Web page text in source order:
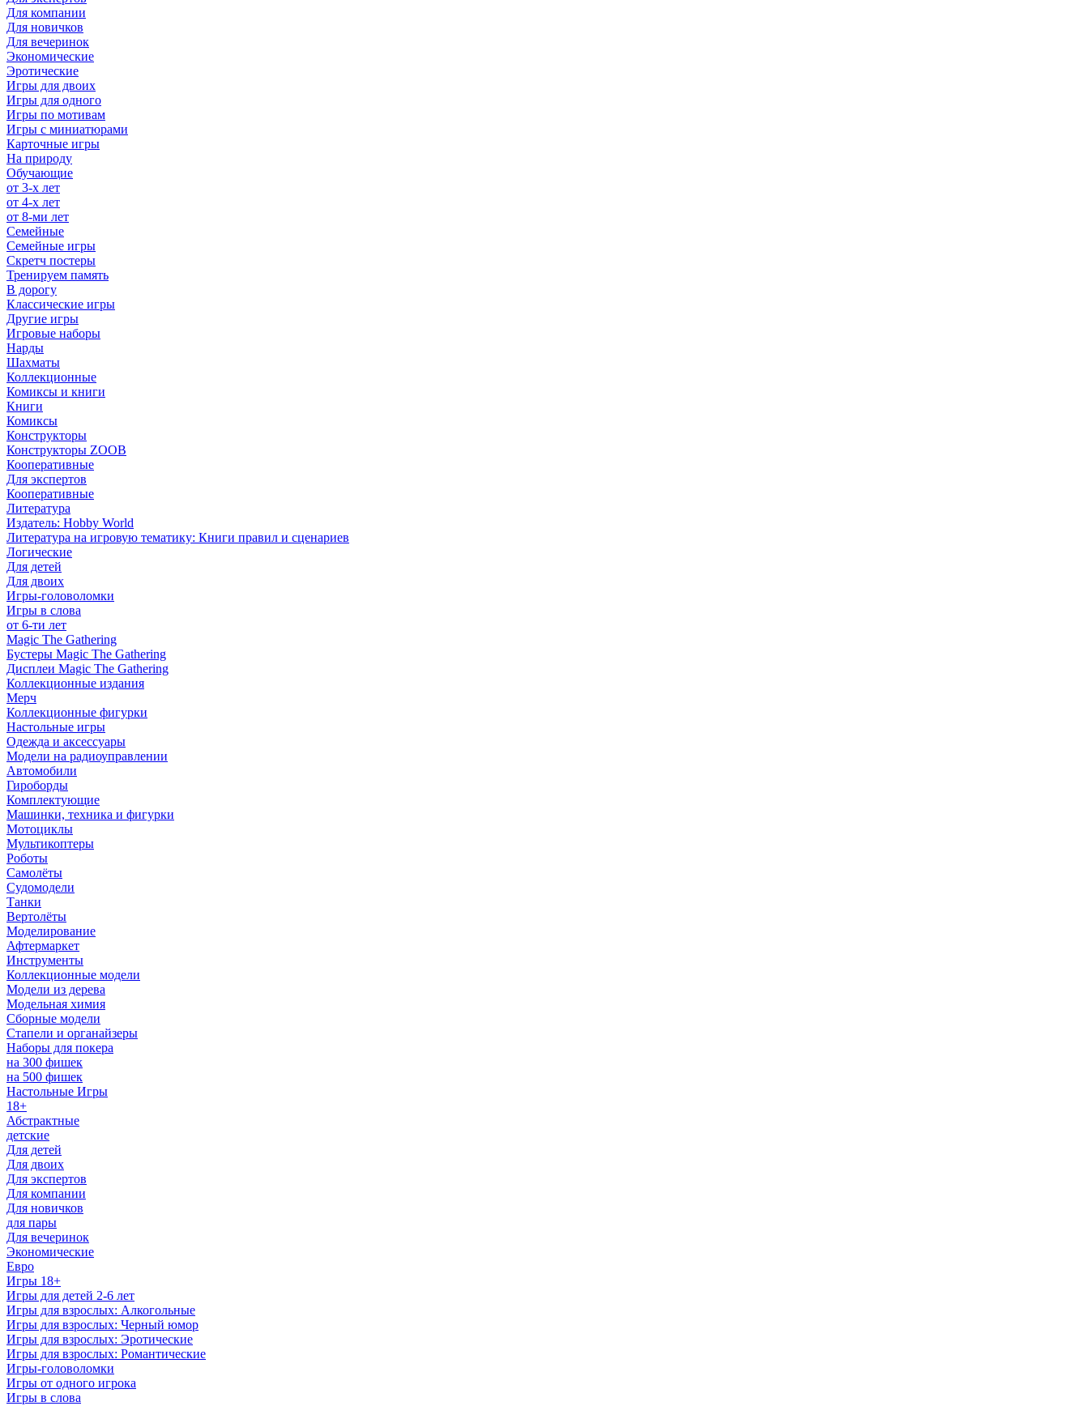
Для компании
Для новичков
Для вечеринок
Экономические
Эротические
Игры для двоих
Игры для одного
Игры по мотивам
Игры с миниатюрами
Карточные игры
На природу
Обучающие
от 3-х лет
от 4-х лет
от 8-ми лет
Семейные
Семейные игры
Скретч постеры
Тренируем память
В дорогу
Классические игры
Другие игры
Игровые наборы
Нарды
Шахматы
Коллекционные
Комиксы и книги
Книги
Комиксы
Конструкторы
Конструкторы ZOOB
Кооперативные
Для экспертов
Кооперативные
Литература
Издатель: Hobby World
Литература на игровую тематику: Книги правил и сценариев
Логические
Для детей
Для двоих
Игры-головоломки
Игры в слова
от 6-ти лет
Magic The Gathering
Бустеры Magic The Gathering
Дисплеи Magic The Gathering
Коллекционные издания
Мерч
Коллекционные фигурки
Настольные игры
Одежда и аксессуары
Модели на радиоуправлении
Автомобили
Гироборды
Комплектующие
Машинки, техника и фигурки
Мотоциклы
Мультикоптеры
Роботы
Самолёты
Судомодели
Танки
Вертолёты
Моделирование
Афтермаркет
Инструменты
Коллекционные модели
Модели из дерева
Модельная химия
Сборные модели
Стапели и органайзеры
Наборы для покера
на 300 фишек
на 500 фишек
Настольные Игры
18+
Абстрактные
детские
Для детей
Для двоих
Для экспертов
Для компании
Для новичков
для пары
Для вечеринок
Экономические
Евро
Игры 18+
Игры для детей 2-6 лет
Игры для взрослых: Алкогольные
Игры для взрослых: Черный юмор
Игры для взрослых: Эротические
Игры для взрослых: Романтические
Игры-головоломки
Игры от одного игрока
Игры в слова